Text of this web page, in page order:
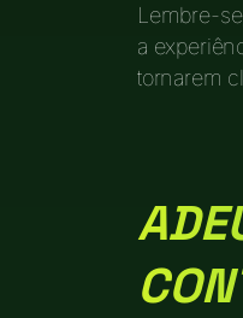
Lembre-
a
tornarem